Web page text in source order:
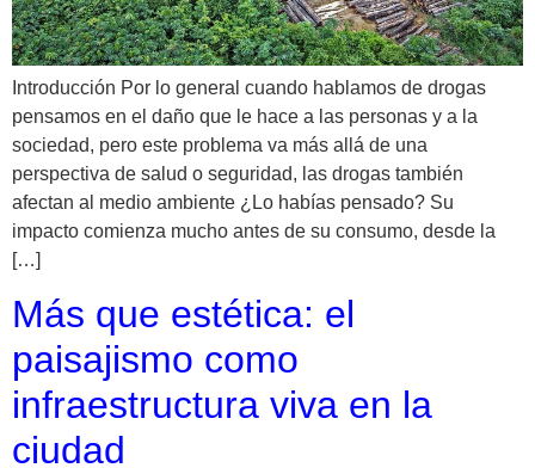
Introducción Por lo general cuando hablamos de drogas
pensamos en el daño que le hace a las personas y a la
sociedad, pero este problema va más allá de una
perspectiva de salud o seguridad, las drogas también
afectan al medio ambiente ¿Lo habías pensado? Su
impacto comienza mucho antes de su consumo, desde la
[…]
Más que estética: el
paisajismo como
infraestructura viva en la
ciudad